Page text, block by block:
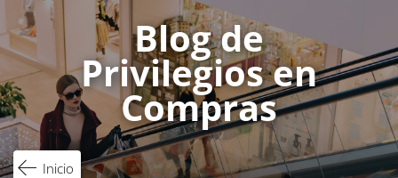
Blog de
Privilegios en
Compras
Inicio